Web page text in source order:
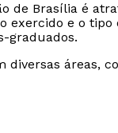
de Brasília é
exercido e o
graduados.
diversas áreas,